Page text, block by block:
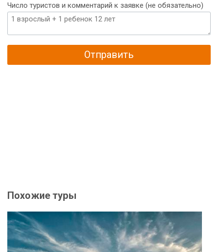
Число туристов и комментарий к заявке (не обязательно)
Отправить
Похожие туры